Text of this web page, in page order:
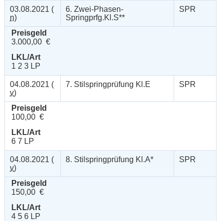
03.08.2021 (
n)
6. Zwei-Phasen-
Springprfg.Kl.S**
SPR
Preisgeld
3.000,00 €
LKL/Art
1 2 3 LP
04.08.2021 (
v)
7. Stilspringprüfung Kl.E SPR
Preisgeld
100,00 €
LKL/Art
6 7 LP
04.08.2021 (
v)
8. Stilspringprüfung Kl.A* SPR
Preisgeld
150,00 €
LKL/Art
4 5 6 LP